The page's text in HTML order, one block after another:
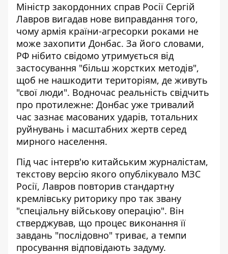
Міністр закордонних справ Росії Сергій
Лавров вигадав нове виправдання того,
чому армія країни-агресорки роками не
може захопити Донбас. За його словами,
РФ нібито свідомо утримується від
застосування "більш жорстких методів",
щоб не нашкодити територіям, де живуть
"свої люди". Водночас реальність свідчить
про протилежне: Донбас уже тривалий
час зазнає масованих ударів, тотальних
руйнувань і масштабних жертв серед
мирного населення.
Під час інтерв'ю китайським журналістам,
текстову версію якого опублікувало МЗС
Росії, Лавров повторив стандартну
кремлівську риторику про так звану
"спеціальну військову операцію". Він
стверджував, що процес виконання її
завдань "послідовно" триває, а темпи
просування відповідають задуму.